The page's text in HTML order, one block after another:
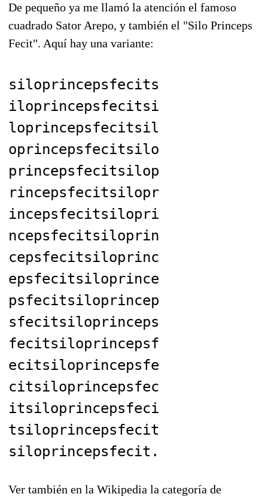
De pequeño ya me llamó la atención el famoso
cuadrado Sator Arepo, y también el "Silo Princeps
Fecit". Aquí hay una variante:
siloprincepsfecits
iloprincepsfecitsi
loprincepsfecitsil
oprincepsfecitsilo
princepsfecitsilop
rincepsfecitsilopr
incepsfecitsilopri
ncepsfecitsiloprin
cepsfecitsiloprinc
epsfecitsiloprince
psfecitsiloprincep
sfecitsiloprinceps
fecitsiloprincepsf
ecitsiloprincepsfe
citsiloprincepsfec
itsiloprincepsfeci
tsiloprincepsfecit
siloprincepsfecit.
Ver también en la Wikipedia la categoría de